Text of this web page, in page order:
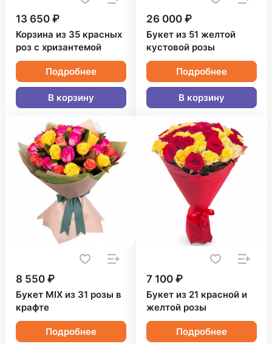
13 650 ₽
Корзина из 35 красных
роз с хризантемой
Подробнее
В корзину
26 000 ₽
Букет из 51 желтой
кустовой розы
Подробнее
В корзину
8 550 ₽
Букет MIX из 31 розы в
крафте
Подробнее
7 100 ₽
Букет из 21 красной и
желтой розы
Подробнее